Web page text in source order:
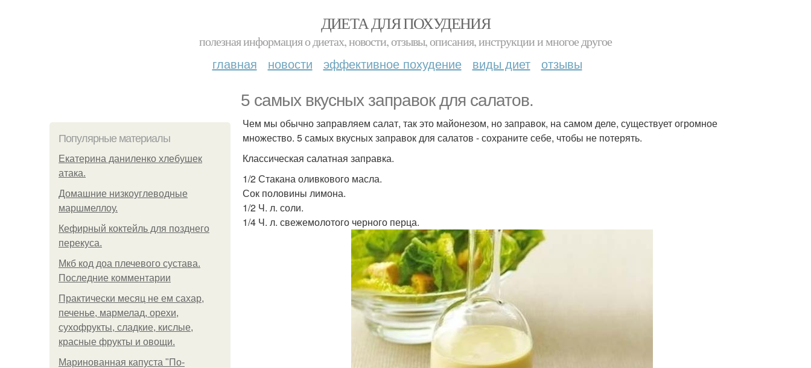
ДИЕТА ДЛЯ ПОХУДЕНИЯ
полезная информация о диетах, новости, отзывы, описания, инструкции и многое другое
главная новости эффективное похудение виды диет отзывы
5 самых вкусных заправок для салатов.
Популярные материалы
Екатерина даниленко хлебушек
атака.
Домашние низкоуглеводные
маршмеллоу.
Кефирный коктейль для позднего
перекуса.
Мкб код доа плечевого сустава.
Последние комментарии
Практически месяц не ем сахар,
печенье, мармелад, орехи,
сухофрукты, сладкие, кислые,
красные фрукты и овощи.
Маринованная капуста "По-
Чем мы обычно заправляем салат, так это майонезом, но заправок, на самом деле, существует огромное
множество. 5 самых вкусных заправок для салатов - сохраните себе, чтобы не потерять.
Классическая салатная заправка.
1/2 Стакана оливкового масла.
Сок половины лимона.
1/2 Ч. л. соли.
1/4 Ч. л. свежемолотого черного перца.